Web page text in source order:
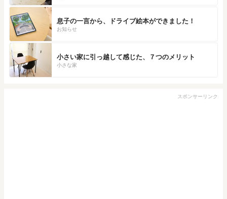
息子の一言から、ドライブ絵本ができました！
お知らせ
小さい家に引っ越して感じた、７つのメリット
小さな家
スポンサーリンク